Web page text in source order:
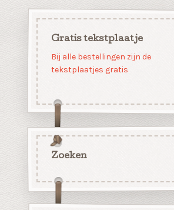
Gratis tekstplaatje
Bij alle bestellingen zijn de
tekstplaatjes gratis
Zoeken